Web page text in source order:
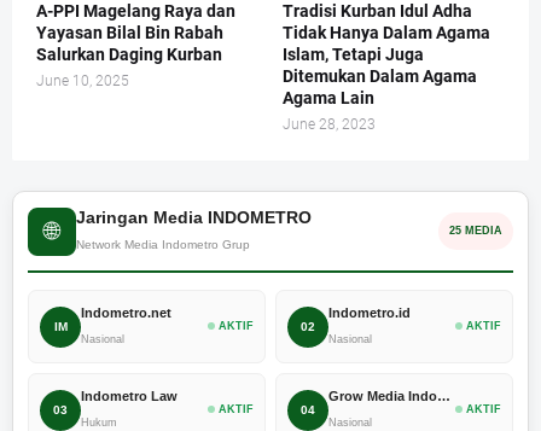
A-PPI Magelang Raya dan
Yayasan Bilal Bin Rabah
Salurkan Daging Kurban
June 10, 2025
Tradisi Kurban Idul Adha
Tidak Hanya Dalam Agama
Islam, Tetapi Juga
Ditemukan Dalam Agama
Agama Lain
June 28, 2023
🌐
Jaringan Media INDOMETRO
Network Media Indometro Grup
25 MEDIA
IM
Indometro.net
Nasional
AKTIF 02
Indometro.id
Nasional
AKTIF
03
Indometro Law
Hukum
AKTIF 04
Grow Media Indonesia
Nasional
AKTIF